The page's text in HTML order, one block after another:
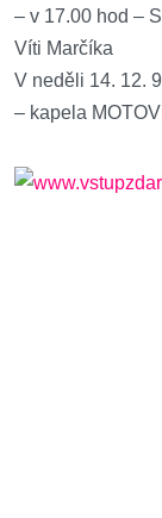
– v 17.00 hod –
Víti Marčíka
V neděli 14. 12.
– kapela